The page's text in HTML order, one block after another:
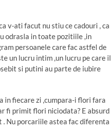
v-ati facut nu stiu ce cadouri , ca
odrasla in toate pozitiile ,in
persoanele care fac astfel de
un lucru intim ,un lucru pe care il
si putini au parte de iubire
in fiecare zi ,cumpara-i flori fara
fi primit flori niciodata? E absurd
. Nu porcariile astea fac diferenta